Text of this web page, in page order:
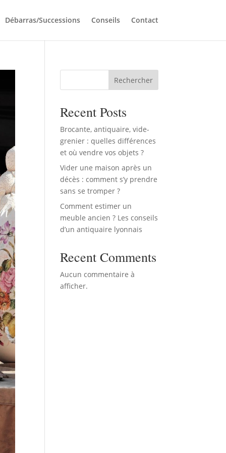
Débarras/Successions Conseils Contact
Rechercher
Recent Posts
Brocante, antiquaire, vide-
grenier : quelles différences
et où vendre vos objets ?
Vider une maison après un
décès : comment s’y prendre
sans se tromper ?
Comment estimer un
meuble ancien ? Les conseils
d’un antiquaire lyonnais
Recent Comments
Aucun commentaire à
afficher.